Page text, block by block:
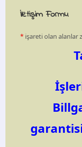
İletişim Formu
* işareti olan alanlar